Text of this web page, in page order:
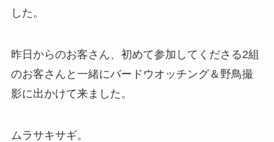
した。
昨日からのお客さん、初めて参加してくださる2組
のお客さんと一緒にバードウオッチング＆野鳥撮
影に出かけて来ました。
ムラサキサギ。